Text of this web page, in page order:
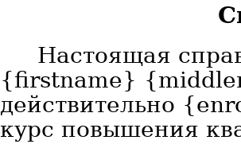
Настоящая
{firstname}
действительно
курс повышения